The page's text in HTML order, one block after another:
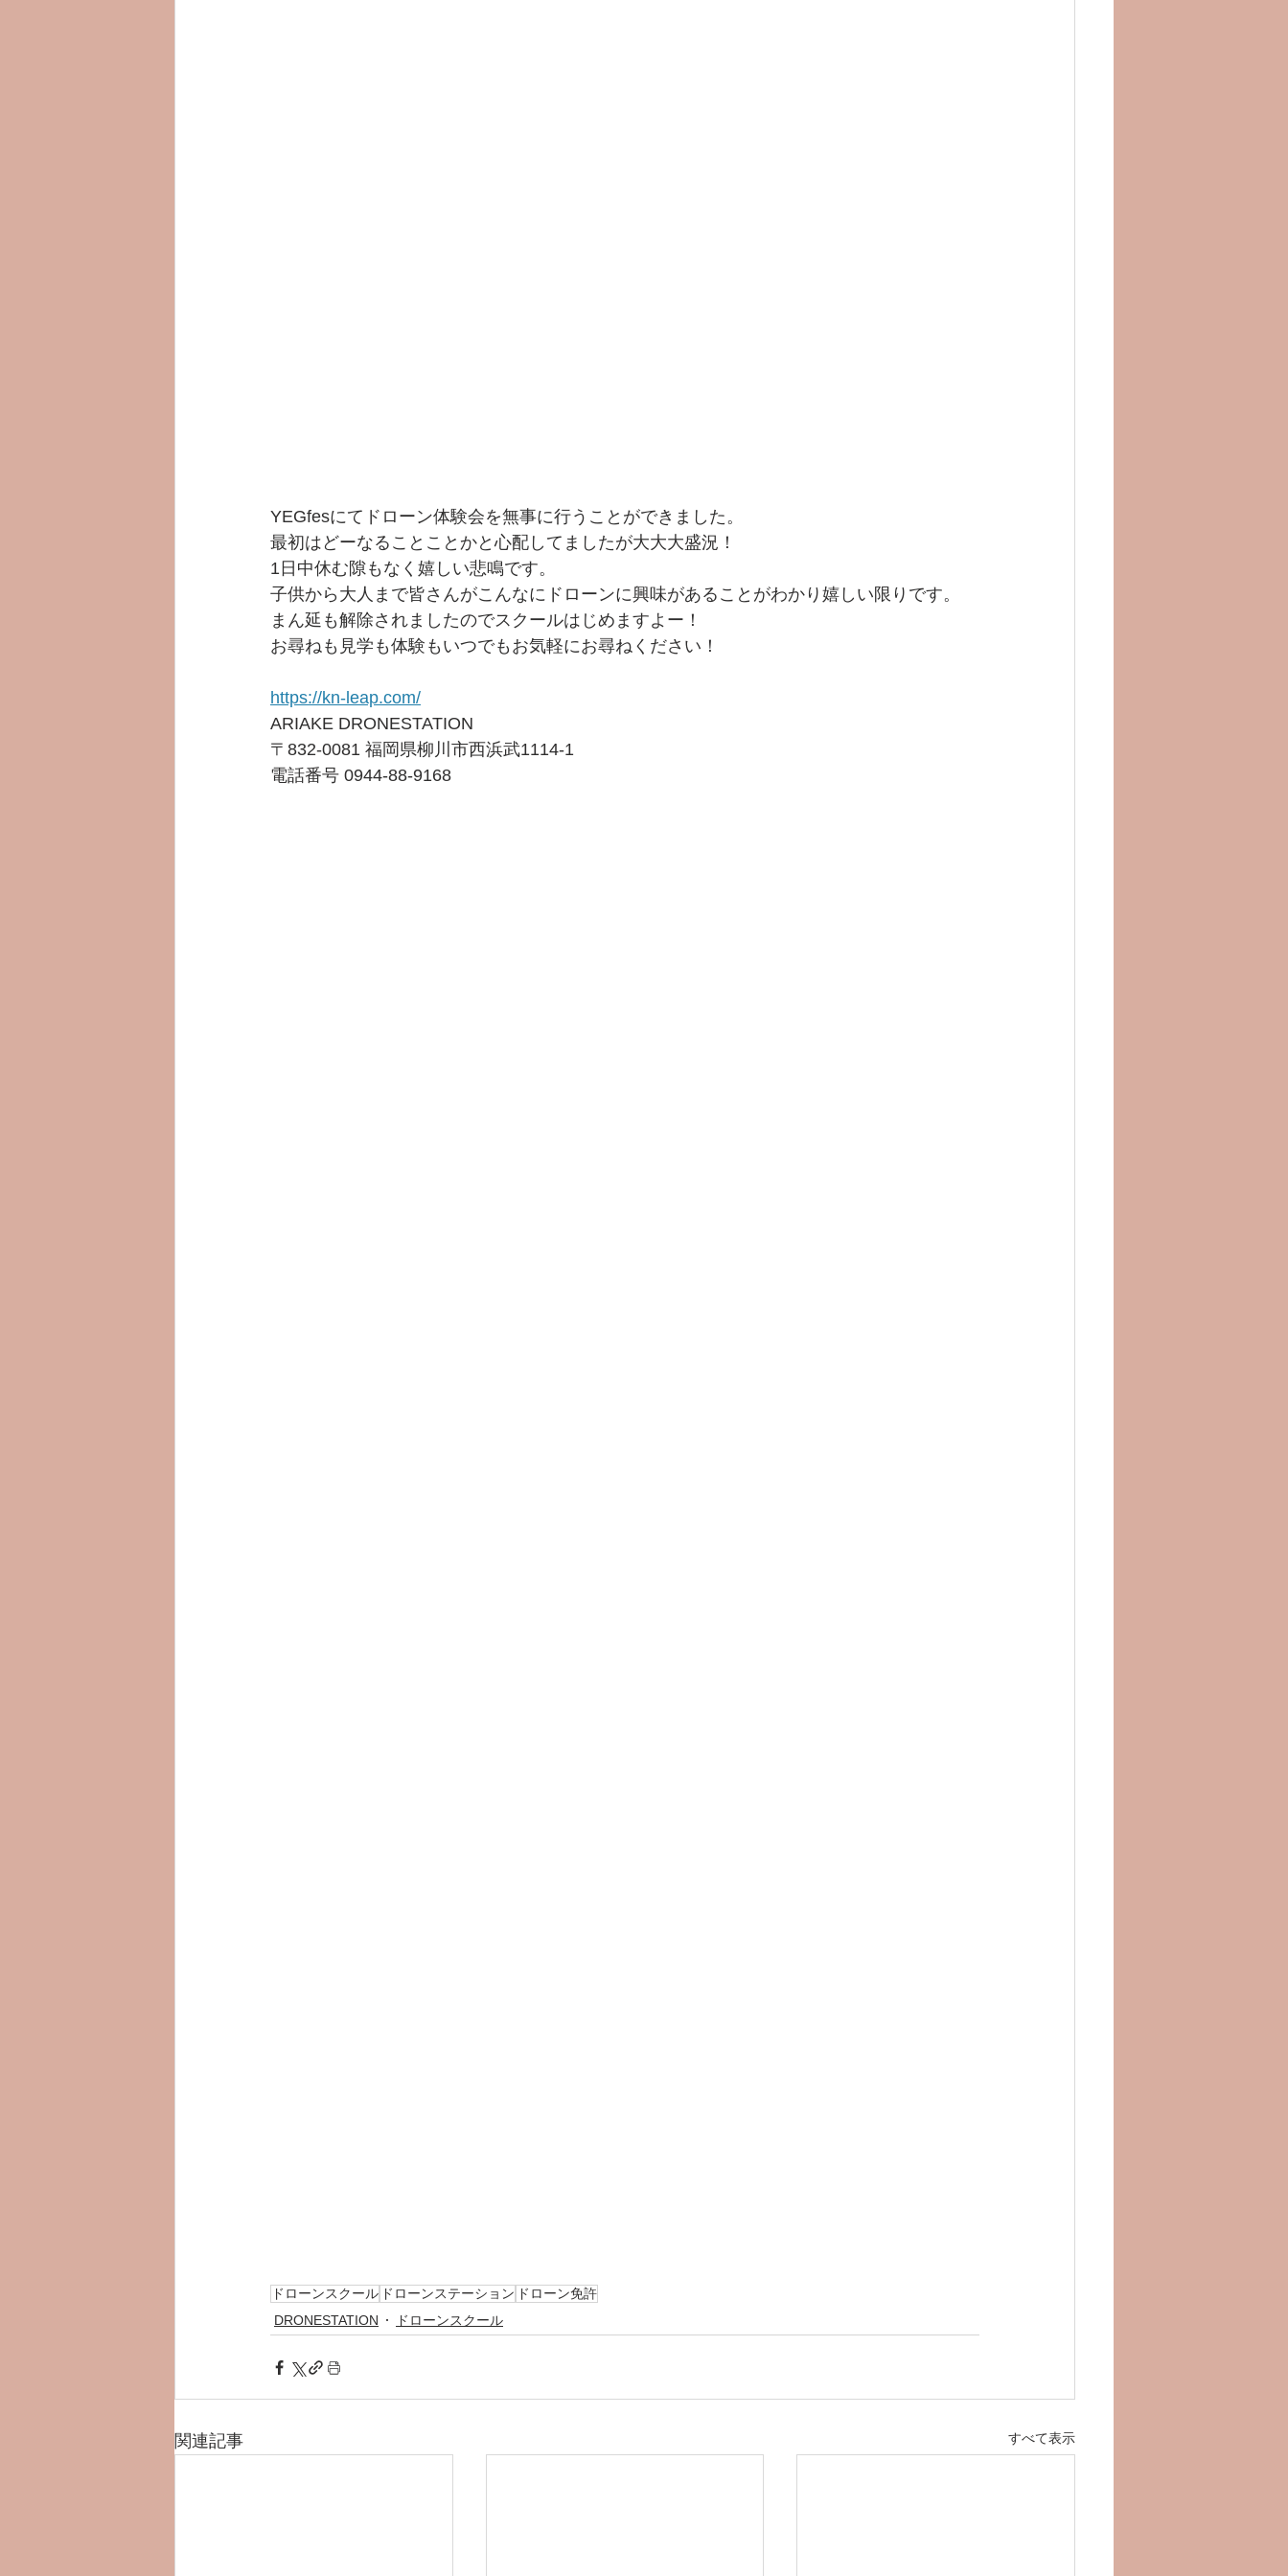
YEGfesにてドローン体験会を無事に行うことができました。
最初はどーなることことかと心配してましたが大大大盛況！
1日中休む隙もなく嬉しい悲鳴です。
子供から大人まで皆さんがこんなにドローンに興味があることがわかり嬉しい限りです。
まん延も解除されましたのでスクールはじめますよー！
お尋ねも見学も体験もいつでもお気軽にお尋ねください！
https://kn-leap.com/
ARIAKE DRONESTATION
〒832-0081 福岡県柳川市西浜武1114-1
電話番号 0944-88-9168
ドローンスクール ドローンステーション ドローン免許
DRONESTATION
ドローンスクール
関連記事 すべて表示